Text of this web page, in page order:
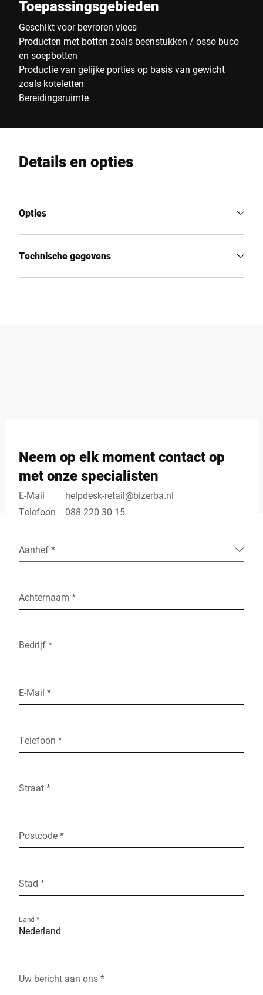
Toepassingsgebieden
Geschikt voor bevroren vlees
Producten met botten zoals beenstukken / osso buco
en soepbotten
Productie van gelijke porties op basis van gewicht
zoals koteletten
Bereidingsruimte
Details en opties
Opties
Technische gegevens
Neem op elk moment contact op
met onze specialisten
E-Mail
helpdesk-retail@bizerba.nl
Telefoon
088 220 30 15
Aanhef *
Achternaam *
Bedrijf *
E-Mail *
Telefoon *
Straat *
Postcode *
Stad *
Land *
Uw bericht aan ons *